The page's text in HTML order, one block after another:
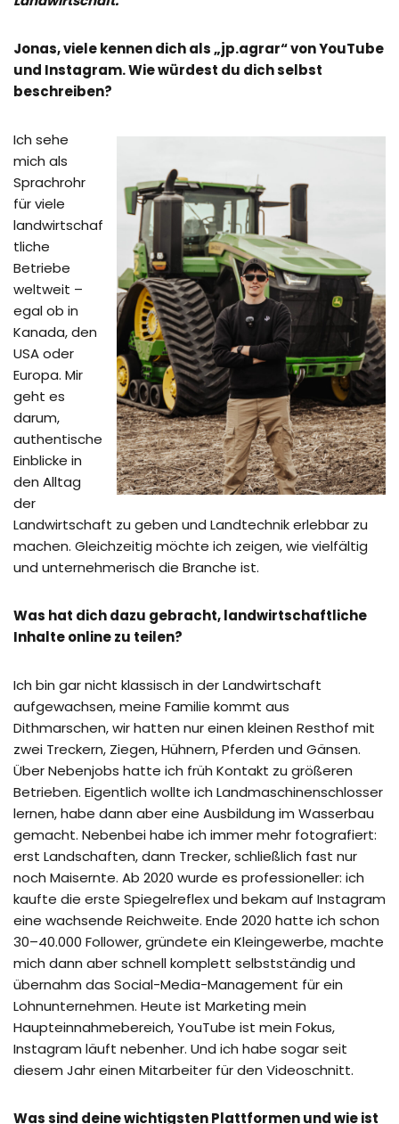
Jonas, viele kennen dich als „jp.agrar“ von YouTube
und Instagram. Wie würdest du dich selbst
beschreiben?
Ich sehe
mich als
Sprachrohr
für viele
landwirtschaf
tliche
Betriebe
weltweit –
egal ob in
Kanada, den
USA oder
Europa. Mir
geht es
darum,
authentische
Einblicke in
den Alltag
der
Landwirtschaft zu geben und Landtechnik erlebbar zu
machen. Gleichzeitig möchte ich zeigen, wie vielfältig
und unternehmerisch die Branche ist.
Was hat dich dazu gebracht, landwirtschaftliche
Inhalte online zu teilen?
Ich bin gar nicht klassisch in der Landwirtschaft
aufgewachsen, meine Familie kommt aus
Dithmarschen, wir hatten nur einen kleinen Resthof mit
zwei Treckern, Ziegen, Hühnern, Pferden und Gänsen.
Über Nebenjobs hatte ich früh Kontakt zu größeren
Betrieben. Eigentlich wollte ich Landmaschinenschlosser
lernen, habe dann aber eine Ausbildung im Wasserbau
gemacht. Nebenbei habe ich immer mehr fotografiert:
erst Landschaften, dann Trecker, schließlich fast nur
noch Maisernte. Ab 2020 wurde es professioneller: ich
kaufte die erste Spiegelreflex und bekam auf Instagram
eine wachsende Reichweite. Ende 2020 hatte ich schon
30–40.000 Follower, gründete ein Kleingewerbe, machte
mich dann aber schnell komplett selbstständig und
übernahm das Social-Media-Management für ein
Lohnunternehmen. Heute ist Marketing mein
Haupteinnahmebereich, YouTube ist mein Fokus,
Instagram läuft nebenher. Und ich habe sogar seit
diesem Jahr einen Mitarbeiter für den Videoschnitt.
Was sind deine wichtigsten Plattformen und wie ist